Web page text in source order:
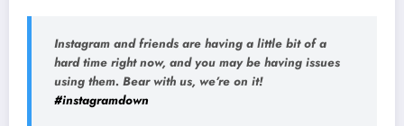
Instagram and friends are having a little bit of a
hard time right now, and you may be having issues
using them. Bear with us, we’re on it!
#instagramdown